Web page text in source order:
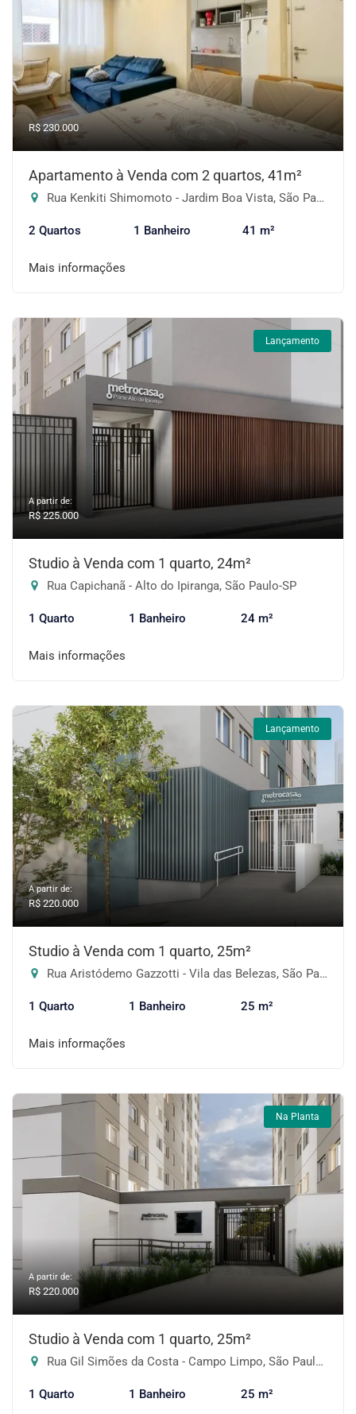
R$ 230.000
Apartamento à Venda com 2 quartos, 41m²
Rua Kenkiti Shimomoto - Jardim Boa Vista, São Paulo-SP
2 Quartos 1 Banheiro 41 m²
Mais informações
Lançamento
A partir de:
R$ 225.000
Studio à Venda com 1 quarto, 24m²
Rua Capichanã - Alto do Ipiranga, São Paulo-SP
1 Quarto 1 Banheiro 24 m²
Mais informações
Lançamento
A partir de:
R$ 220.000
Studio à Venda com 1 quarto, 25m²
Rua Aristódemo Gazzotti - Vila das Belezas, São Paulo-SP
1 Quarto 1 Banheiro 25 m²
Mais informações
Na Planta
A partir de:
R$ 220.000
Studio à Venda com 1 quarto, 25m²
Rua Gil Simões da Costa - Campo Limpo, São Paulo-SP
1 Quarto 1 Banheiro 25 m²